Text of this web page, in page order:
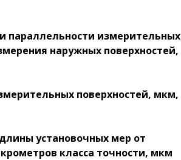
параллельности измерительных
наружных поверхностей,
поверхностей, мкм,
установочных мер от
класса точности, мкм